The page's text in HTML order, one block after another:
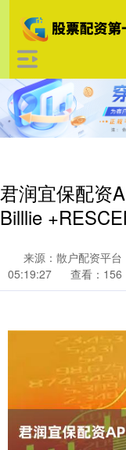
君润宜保配资
Billlie
来源：散户配资平台
05:19:27
查看：156